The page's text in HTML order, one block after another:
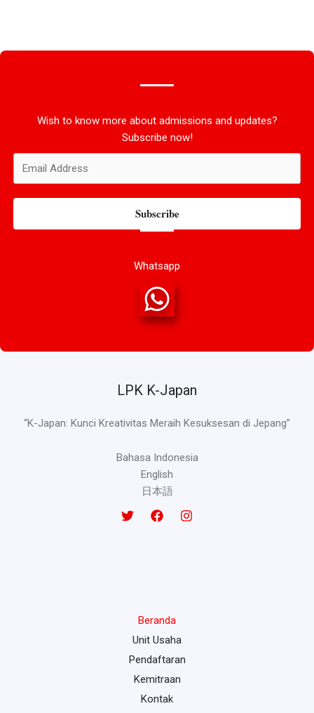
Wish to know more about admissions and updates?
Subscribe now!
Subscribe
Whatsapp
LPK K-Japan
“K-Japan: Kunci Kreativitas Meraih Kesuksesan di Jepang”
Bahasa Indonesia
English
日本語
Beranda
Unit Usaha
Pendaftaran
Kemitraan
Kontak